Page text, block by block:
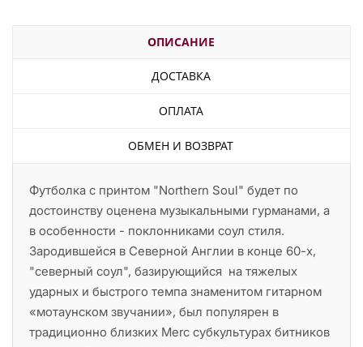
ОПИСАНИЕ
ДОСТАВКА
ОПЛАТА
ОБМЕН И ВОЗВРАТ
Футболка с принтом "Northern Soul" будет по
достоинству оценена музыкальными гурманами, а
в особенности - поклонниками соул стиля.
Зародившейся в Северной Англии в конце 60-х,
"северный соул", базирующийся на тяжелых
ударных и быстрого темпа знаменитом гитарном
«мотаунском звучании», был популярен в
традиционно близких Merc субкультурах битников